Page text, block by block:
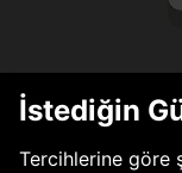
İstediğin
Tercihlerine göre